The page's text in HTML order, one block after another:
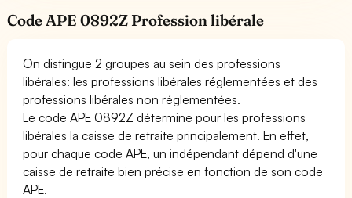
Code APE 0892Z Profession libérale
On distingue 2 groupes au sein des professions
libérales: les professions libérales réglementées et des
professions libérales non réglementées.
Le code APE 0892Z détermine pour les professions
libérales la caisse de retraite principalement. En effet,
pour chaque code APE, un indépendant dépend d'une
caisse de retraite bien précise en fonction de son code
APE.